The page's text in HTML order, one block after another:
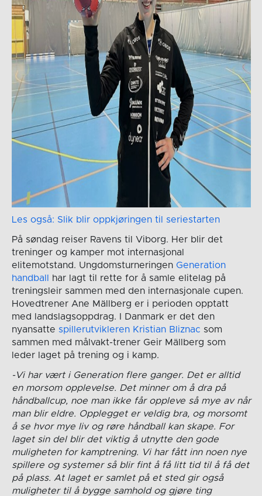
Les også: Slik blir oppkjøringen til seriestarten
På søndag reiser Ravens til Viborg. Her blir det
treninger og kamper mot internasjonal
elitemotstand. Ungdomsturneringen Generation
handball har lagt til rette for å samle elitelag på
treningsleir sammen med den internasjonale cupen.
Hovedtrener Ane Mällberg er i perioden opptatt
med landslagsoppdrag. I Danmark er det den
nyansatte spillerutvikleren Kristian Bliznac som
sammen med målvakt-trener Geir Mällberg som
leder laget på trening og i kamp.
-Vi har vært i Generation flere ganger. Det er alltid
en morsom opplevelse. Det minner om å dra på
håndballcup, noe man ikke får oppleve så mye av når
man blir eldre. Opplegget er veldig bra, og morsomt
å se hvor mye liv og røre håndball kan skape. For
laget sin del blir det viktig å utnytte den gode
muligheten for kamptrening. Vi har fått inn noen nye
spillere og systemer så blir fint å få litt tid til å få det
på plass. At laget er samlet på et sted gir også
muligheter til å bygge samhold og gjøre ting